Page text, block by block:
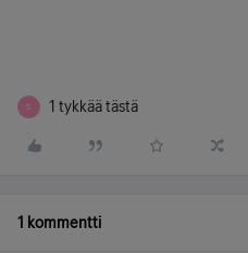
S 1 tykkää tästä
1 kommentti